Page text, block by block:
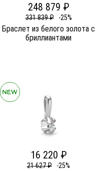
248 879 ₽
331 839 ₽ -25%
Браслет из белого золота c
бриллиантами
16 220 ₽
21 627 ₽ -25%